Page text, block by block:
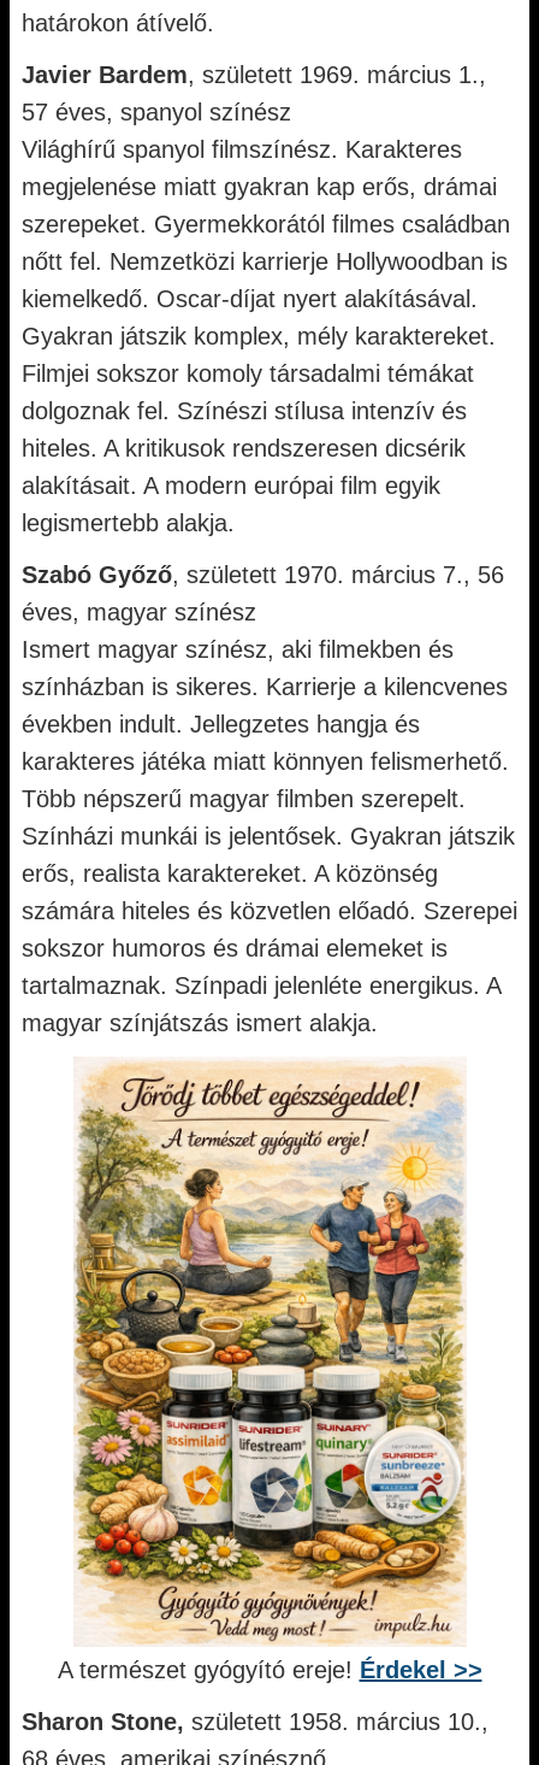
határokon átívelő.
Javier Bardem, született 1969. március 1.,
57 éves, spanyol színész
Világhírű spanyol filmszínész. Karakteres
megjelenése miatt gyakran kap erős, drámai
szerepeket. Gyermekkorától filmes családban
nőtt fel. Nemzetközi karrierje Hollywoodban is
kiemelkedő. Oscar-díjat nyert alakításával.
Gyakran játszik komplex, mély karaktereket.
Filmjei sokszor komoly társadalmi témákat
dolgoznak fel. Színészi stílusa intenzív és
hiteles. A kritikusok rendszeresen dicsérik
alakításait. A modern európai film egyik
legismertebb alakja.
Szabó Győző, született 1970. március 7., 56
éves, magyar színész
Ismert magyar színész, aki filmekben és
színházban is sikeres. Karrierje a kilencvenes
években indult. Jellegzetes hangja és
karakteres játéka miatt könnyen felismerhető.
Több népszerű magyar filmben szerepelt.
Színházi munkái is jelentősek. Gyakran játszik
erős, realista karaktereket. A közönség
számára hiteles és közvetlen előadó. Szerepei
sokszor humoros és drámai elemeket is
tartalmaznak. Színpadi jelenléte energikus. A
magyar színjátszás ismert alakja.
A természet gyógyító ereje! Érdekel >>
Sharon Stone, született 1958. március 10.,
68 éves, amerikai színésznő